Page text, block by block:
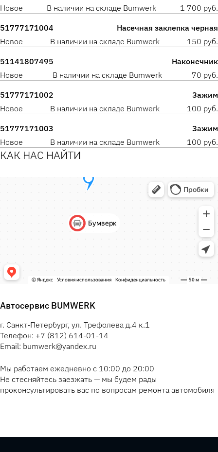
Новое
В наличии на складе Bumwerk 1 700 руб.
51777171004
Насечная заклепка черная
Новое
В наличии на складе Bumwerk 150 руб.
51141807495
Наконечник
Новое
В наличии на складе Bumwerk 70 руб.
51777171002
Зажим
Новое
В наличии на складе Bumwerk 100 руб.
51777171003
Зажим
Новое
В наличии на складе Bumwerk 100 руб.
КАК НАС НАЙТИ
Автосервис BUMWERK
г. Санкт-Петербург, ул. Трефолева д.4 к.1
Телефон: +7 (812) 614-01-14
Email: bumwerk@yandex.ru
Мы работаем ежедневно с 10:00 до 20:00
Не стесняйтесь заезжать — мы будем рады
проконсультировать вас по вопросам ремонта автомобиля